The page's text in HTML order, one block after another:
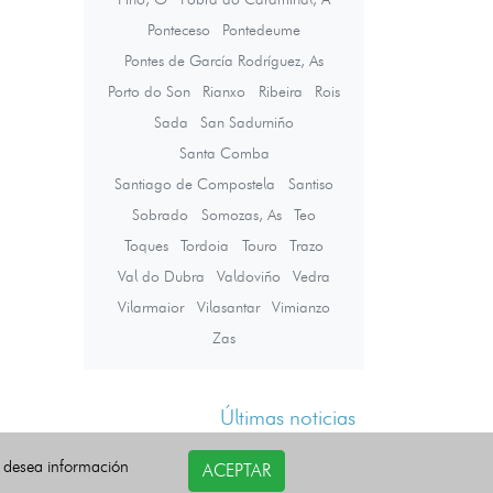
Ponteceso
Pontedeume
Pontes de García Rodríguez, As
Porto do Son
Rianxo Ribeira
Rois
Sada
San Sadurniño
Santa Comba
Santiago de Compostela
Santiso
Sobrado
Somozas, As
Teo
Toques
Tordoia Touro
Trazo
Val do Dubra
Valdoviño
Vedra
Vilarmaior
Vilasantar
Vimianzo
Zas
Últimas noticias
información
ACEPTAR